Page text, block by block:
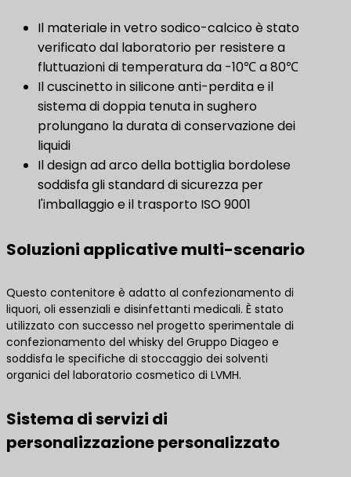
Il materiale in vetro sodico-calcico è stato
verificato dal laboratorio per resistere a
fluttuazioni di temperatura da -10℃ a 80℃
Il cuscinetto in silicone anti-perdita e il
sistema di doppia tenuta in sughero
prolungano la durata di conservazione dei
liquidi
Il design ad arco della bottiglia bordolese
soddisfa gli standard di sicurezza per
l'imballaggio e il trasporto ISO 9001
Soluzioni applicative multi-scenario
Questo contenitore è adatto al confezionamento di
liquori, oli essenziali e disinfettanti medicali. È stato
utilizzato con successo nel progetto sperimentale di
confezionamento del whisky del Gruppo Diageo e
soddisfa le specifiche di stoccaggio dei solventi
organici del laboratorio cosmetico di LVMH.
Sistema di servizi di
personalizzazione personalizzato